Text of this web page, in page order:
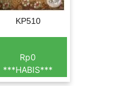
KP510
Rp0
***HABIS***